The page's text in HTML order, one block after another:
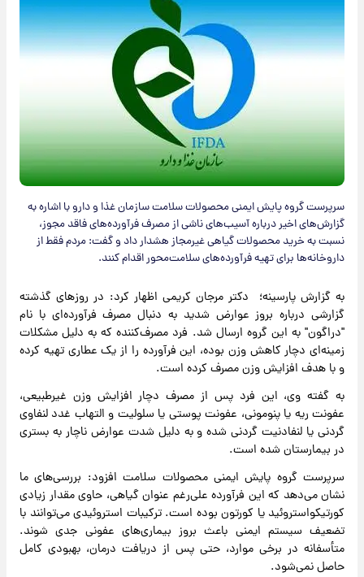
سرپرست گروه پایش ایمنی محصولات سلامت سازمان غذا و دارو با اشاره به
گزارش‌های اخیر درباره آسیب‌های ناشی از مصرف فرآورده‌های فاقد مجوز،
نسبت به خرید محصولات گیاهی غیرمجاز هشدار داد و گفت: مردم فقط از
داروخانه‌ها برای تهیه فرآورده‌های سلامت‌محور اقدام کنند.
به گزارش پارسینه؛ دکتر مرجان کریمی اظهار کرد: در روزهای گذشته
گزارشی درباره بروز عوارض شدید به دنبال مصرف فرآورده‌ای با نام
"دراگون" به این گروه ارسال شد. فرد مصرف‌کننده که به دلیل مشکلات
زمینه‌ای دچار کاهش وزن بوده، این فرآورده را از یک عطاری تهیه کرده
و با هدف افزایش وزن مصرف کرده است.
به گفته وی، این فرد پس از مصرف دچار افزایش وزن غیرطبیعی،
عفونت ریه یا پنومونی، عفونت پوستی یا سلولیت و التهاب غدد لنفاوی
گردنی یا لنفادنیت گردنی شده و به دلیل شدت عوارض ناچار به بستری
در بیمارستان شده است.
سرپرست گروه پایش ایمنی محصولات سلامت افزود: بررسی‌های ما
نشان می‌دهد که این فرآورده علی‌رغم عنوان گیاهی، حاوی مقدار زیادی
کورتیکواستروئید یا کورتون بوده است. ترکیبات استروئیدی می‌توانند با
تضعیف سیستم ایمنی باعث بروز بیماری‌های عفونی جدی شوند.
متأسفانه در برخی موارد، حتی پس از دریافت درمان، بهبودی کامل
حاصل نمی‌شود.